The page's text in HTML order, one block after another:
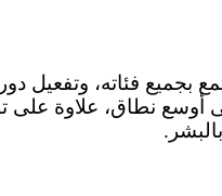
بجميع فئاته،
أوسع نطاق، علاوة